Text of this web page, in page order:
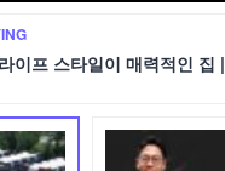
이프 스타일이 매력적인 집 |